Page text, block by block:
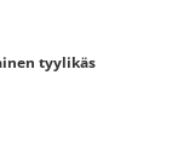
tyylikäs